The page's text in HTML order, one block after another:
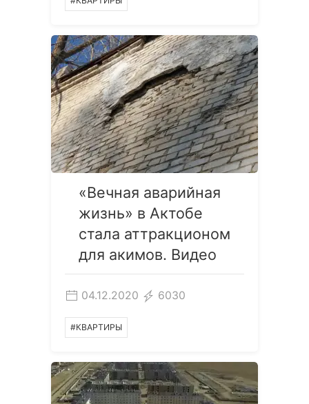
«Вечная аварийная
жизнь» в Актобе
стала аттракционом
для акимов. Видео
04.12.2020 6030
#КВАРТИРЫ